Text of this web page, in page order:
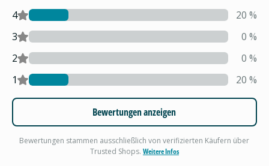
4 20 %
3
0 %
2
0 %
1
20 %
Bewertungen anzeigen
Bewertungen stammen ausschließlich von verifizierten Käufern über
Trusted Shops. Weitere Infos